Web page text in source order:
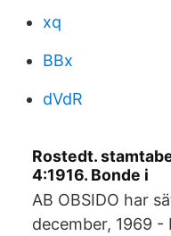
xq
BBx
dVdR
Rostedt.
4:1916. Bonde i
AB OBSIDO har
december, 1969